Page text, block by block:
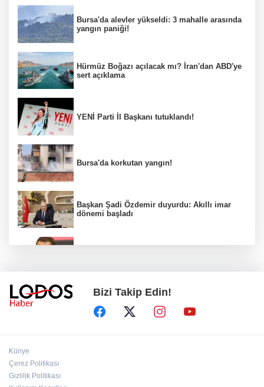
Bursa'da alevler yükseldi: 3 mahalle arasında
yangın paniği!
Hürmüz Boğazı açılacak mı? İran'dan ABD'ye
sert açıklama
YENİ Parti İl Başkanı tutuklandı!
Bursa'da korkutan yangın!
Başkan Şadi Özdemir duyurdu: Akıllı imar
dönemi başladı
Bakan Gürlek duyurdu: İki çocuk cinayeti
aydınlatıldı!
Bizi Takip Edin!
Künye
Çerez Politikası
Gizlilik Politikası